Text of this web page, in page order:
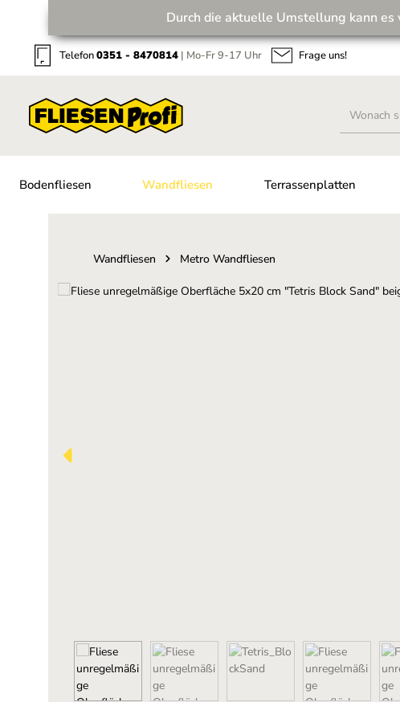
Zur Hauptnavigation springen
Wir
Durch die aktuelle Umstellung kann
Telefon0351 - 8470814 | Mo-Fr 9-17 Uhr Frage uns!
Bodenfliesen Wandfliesen Terrassenplatten
Wandfliesen Metro Wandfliesen
Bildergalerie überspringen